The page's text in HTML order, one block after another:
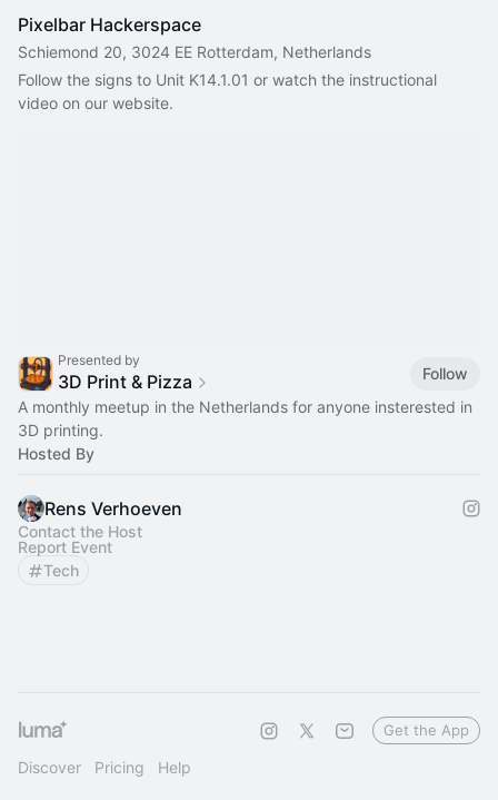
Pixelbar Hackerspace
Schiemond 20, 3024 EE Rotterdam, Netherlands
Follow the signs to Unit K14.1.01 or watch the instructional
video on our website.
Presented by
3D Print & Pizza
Follow
A monthly meetup in the Netherlands for anyone insterested in
3D printing.
Hosted By
Rens Verhoeven
Contact the Host
Report Event
Tech
Discover Pricing Help
Get the App